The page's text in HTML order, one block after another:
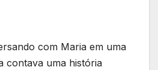
com Maria em uma
contava uma história